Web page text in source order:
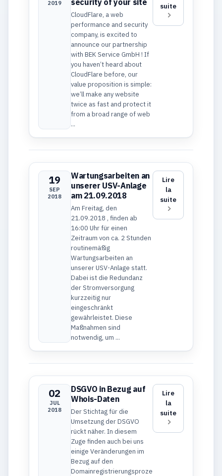
2019 security of your site
CloudFlare, a web
performance and security
company, is excited to
announce our partnership
with BEK Service GmbH ! If
you haven’t heard about
CloudFlare before, our
value proposition is simple:
we’ll make any website
twice as fast and protect it
from a broad range of web
...
suite
19
SEP
2018
Wartungsarbeiten an
unserer USV-Anlage
am 21.09.2018
Am Freitag, den
21.09.2018 , finden ab
16:00 Uhr für einen
Zeitraum von ca. 2 Stunden
routinemäßig
Wartungsarbeiten an
unserer USV-Anlage statt.
Dabei ist die Redundanz
der Stromversorgung
kurzzeitig nur
eingeschränkt
gewährleistet. Diese
Maßnahmen sind
notwendig, um ...
Lire
la
suite
02
JUL
2018
DSGVO in Bezug auf
Whois-Daten
Der Stichtag für die
Umsetzung der DSGVO
rückt näher. In diesem
Zuge finden auch bei uns
einige Veränderungen im
Bezug auf den
Domainregistrierungsprozess
Lire
la
suite